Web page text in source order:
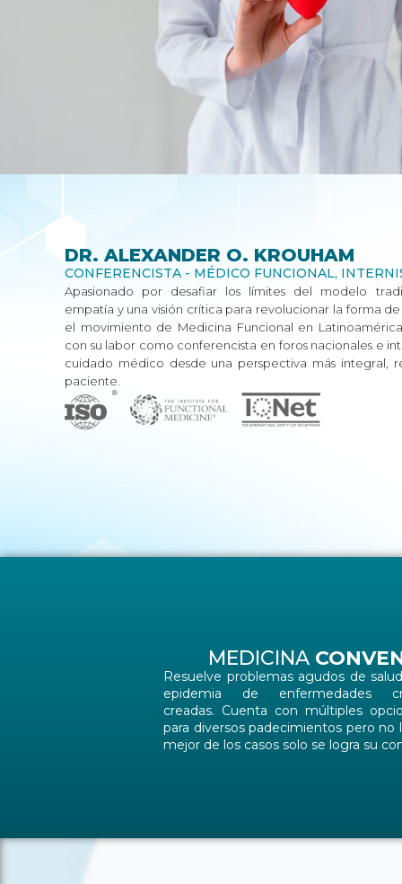
DR. ALEXANDER O. KROUHAM
CONFERENCISTA - MÉDICO FUNCIONAL,
Apasionado por desafiar los límites del modelo
empatía y una visión crítica para revolucionar la forma
el movimiento de Medicina Funcional en
con su labor como conferencista en foros nacionales e
cuidado médico desde una perspectiva más integral,
paciente.
MEDICINA
Resuelve problemas agudos de
epidemia de enfermedades
creadas. Cuenta con múltiples